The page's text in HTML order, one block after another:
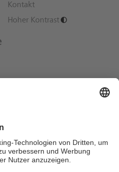
Kontakt
Hoher Kontrast